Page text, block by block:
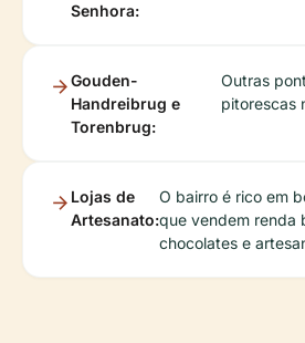
Senhora:
Gouden-
Handreibrug e
Torenbrug:
Outras
pitorescas
Lojas de
Artesanato:
O bairro é rico em
que vendem renda
chocolates e